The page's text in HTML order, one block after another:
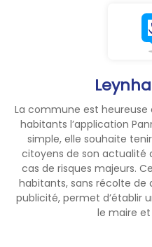
La commune est
habitants l’application
simple, elle souhaite
citoyens de son actualité
cas de risques majeurs.
habitants, sans récolte de
publicité, permet d’établir
le maire